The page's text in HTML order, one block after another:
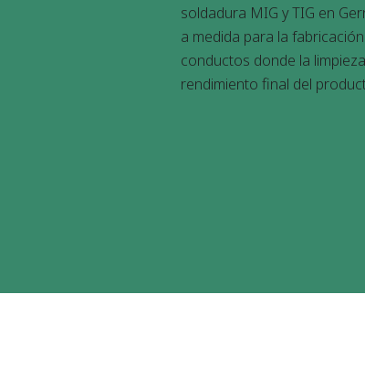
soldadura MIG y TIG en
a medida para la
conductos donde la
rendimiento final del